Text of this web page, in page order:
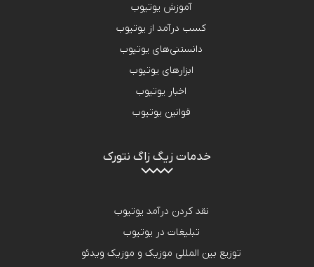
آموزش یوتیوب
کسب درآمد از یوتیوب
دانستنی‌های یوتیوب
ابزارهای یوتیوب
اخبار یوتیوب
قوانین یوتیوب
خدمات زیگ زاگ نتورک
نقد کردن درآمد یوتیوب
تبلیغات در یوتیوب
توزیع بین المللی موزیک و موزیک ویدئو